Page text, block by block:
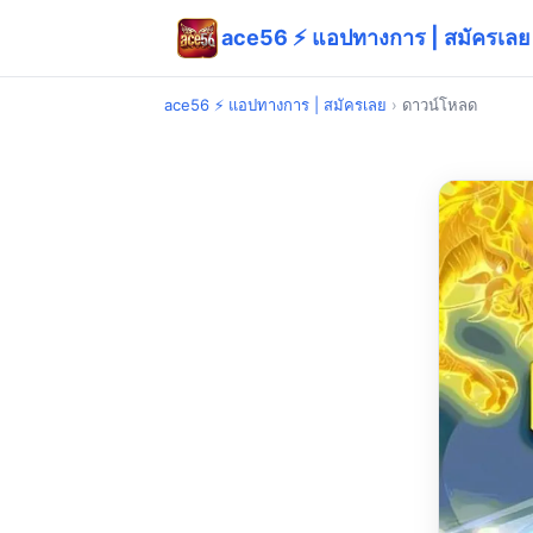
ace56 ⚡ แอปทางการ | สมัครเลย
ace56 ⚡ แอปทางการ | สมัครเลย › ดาวน์โหลด